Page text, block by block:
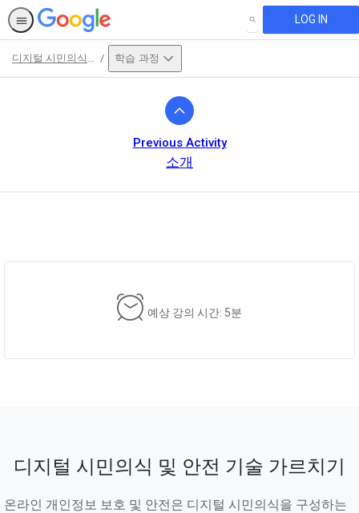
SEARCH LOG IN
디지털 시민의식 및 안전 과정 학습 과정
Previous Activity
소개
예상 강의 시간: 5분
디지털 시민의식 및 안전 기술 가르치기
온라인 개인정보 보호 및 안전은 디지털 시민의식을 구성하는